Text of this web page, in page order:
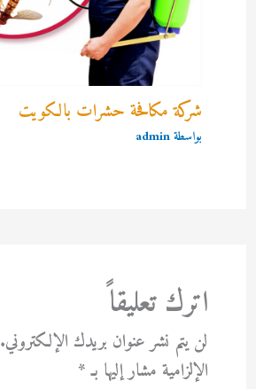
شركة مكافحة حشرات بالكويت
بواسطةadmin
اترك تعليقاً
لن يتم نشر عنوان بريدك الإلكتروني.
الإلزامية مشار إليها بـ*